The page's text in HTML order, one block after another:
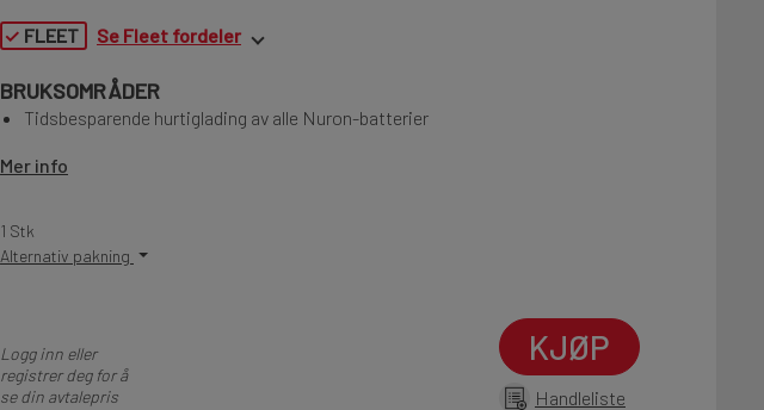
✓ FLEET Se Fleet fordeler
BRUKSOMRÅDER
Tidsbesparende hurtiglading av alle Nuron-batterier
Mer info
1 Stk
Alternativ pakning
Logg inn eller
registrer deg for å
se din avtalepris
KJØP
Handleliste